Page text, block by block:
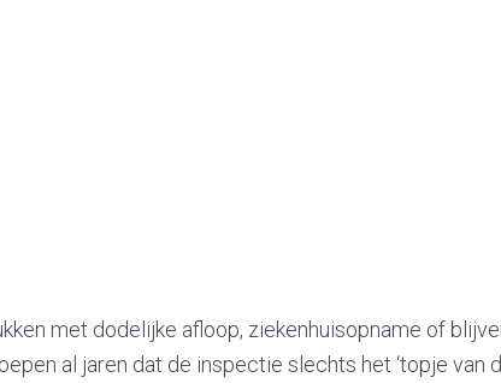
met dodelijke afloop, ziekenhuisopname of
al jaren dat de inspectie slechts het ‘topje van